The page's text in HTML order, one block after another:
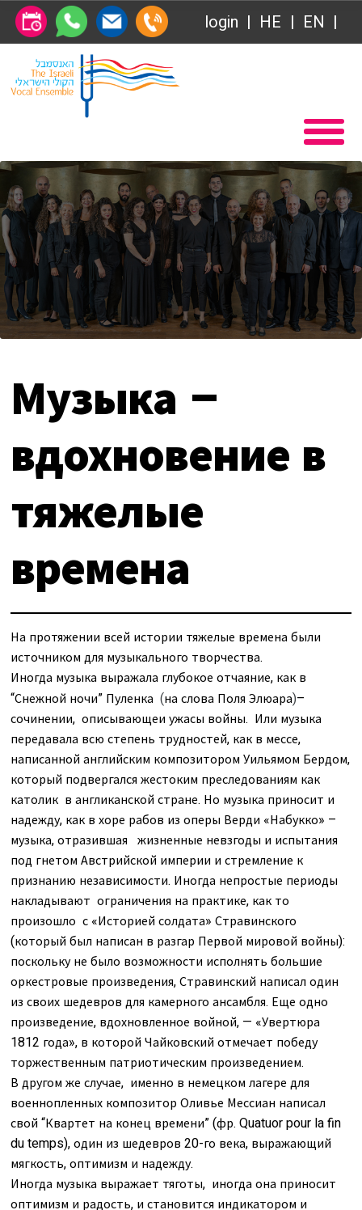
Абонемент
Передачи
Связаться с нами
О нас
за голосом
Магия голоса
Виртуальный зал
мой счет
заказ
Политика сайта
login HE EN
Главная
Вступление в Общество друзей Ансамбля
Абонемент
Передачи
VOD
Связаться с нами
за голосом
Магия голоса
мой счет
Политика сайта
Музыка –
вдохновение в
тяжелые
времена
На протяжении всей истории тяжелые времена были
источником для музыкального творчества.
Иногда музыка выражала глубокое отчаяние, как в
“Снежной ночи” Пуленка (на слова Поля Элюара)–
сочинении, описывающеи ужасы войны. Или музыка
передавала всю степень трудностей, как в мессе,
написанной английским композитором Уильямом Бердом,
который подвергался жестоким преследованиям как
католик в англиканской стране. Но музыка приносит и
надежду, как в хоре рабов из оперы Верди «Набукко» –
музыка, отразившая жизненные невзгоды и испытания
под гнетом Австрийской империи и стремление к
признанию независимости. Иногда непростые периоды
накладывают ограничения на практике, как то
произошло с «Историей солдата» Стравинского
(который был написан в разгар Первой мировой войны):
поскольку не было возможности исполнять большие
оркестровые произведения, Стравинский написал один
из своих шедевров для камерного ансамбля. Еще одно
произведение, вдохновленное войной, — «Увертюра
1812 года», в которой Чайковский отмечает победу
торжественным патриотическим произведением.
В другом же случае, именно в немецком лагере для
военнопленных композитор Оливье Мессиан написал
свой “Квартет на конец времени” (фр. Quatuor pour la fin
du temps), один из шедевров 20-го века, выражающий
мягкость, оптимизм и надежду.
Иногда музыка выражает тяготы, иногда она приносит
оптимизм и радость, и становится индикатором и